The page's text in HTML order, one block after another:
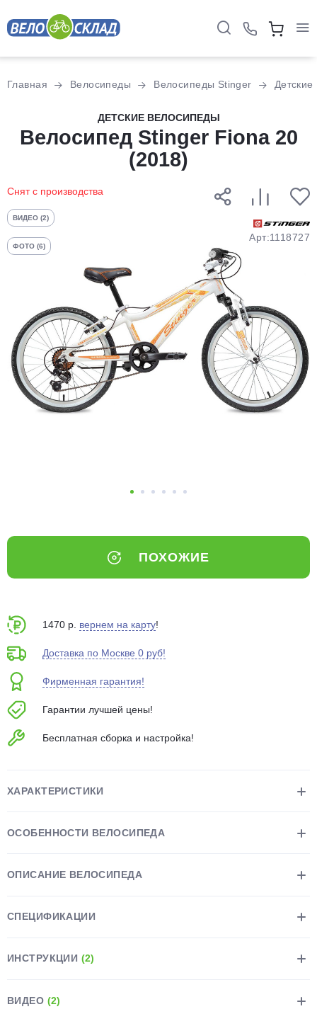
Главная Велосипеды Велосипеды Stinger Детские
ДЕТСКИЕ ВЕЛОСИПЕДЫ
Велосипед Stinger Fiona 20
(2018)
Снят с производства
ВИДЕО (2)
ФОТО (6)
Арт:1118727
ПОХОЖИЕ
1470 р. вернем на карту!
Доставка по Москве 0 руб!
Фирменная гарантия!
Гарантии лучшей цены!
Бесплатная сборка и настройка!
ХАРАКТЕРИСТИКИ
ОСОБЕННОСТИ ВЕЛОСИПЕДА
ОПИСАНИЕ ВЕЛОСИПЕДА
СПЕЦИФИКАЦИИ
ИНСТРУКЦИИ (2)
ВИДЕО (2)
Разбейте
оплатуна части
без переплат
График платежей
Добавляйте товары
в корзину
Оплачивайте сегодня только
каждые 2 недели
Подробнее
об оплате Плайтом
8 800 302-02-51